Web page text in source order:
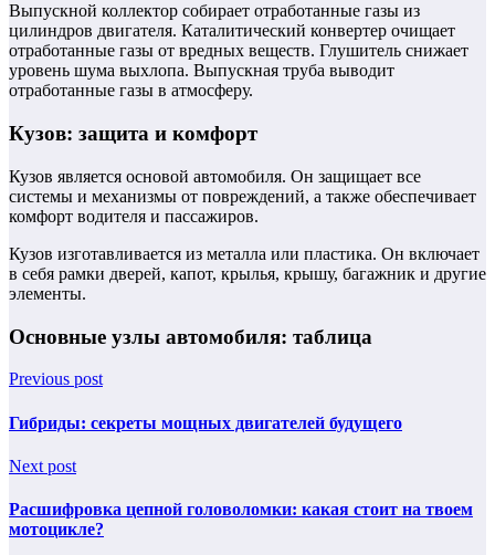
Выпускной коллектор собирает отработанные газы из
цилиндров двигателя. Каталитический конвертер очищает
отработанные газы от вредных веществ. Глушитель снижает
уровень шума выхлопа. Выпускная труба выводит
отработанные газы в атмосферу.
Кузов: защита и комфорт
Кузов является основой автомобиля. Он защищает все
системы и механизмы от повреждений, а также обеспечивает
комфорт водителя и пассажиров.
Кузов изготавливается из металла или пластика. Он включает
в себя рамки дверей, капот, крылья, крышу, багажник и другие
элементы.
Основные узлы автомобиля: таблица
Previous post
Гибриды: секреты мощных двигателей будущего
Next post
Расшифровка цепной головоломки: какая стоит на твоем
мотоцикле?